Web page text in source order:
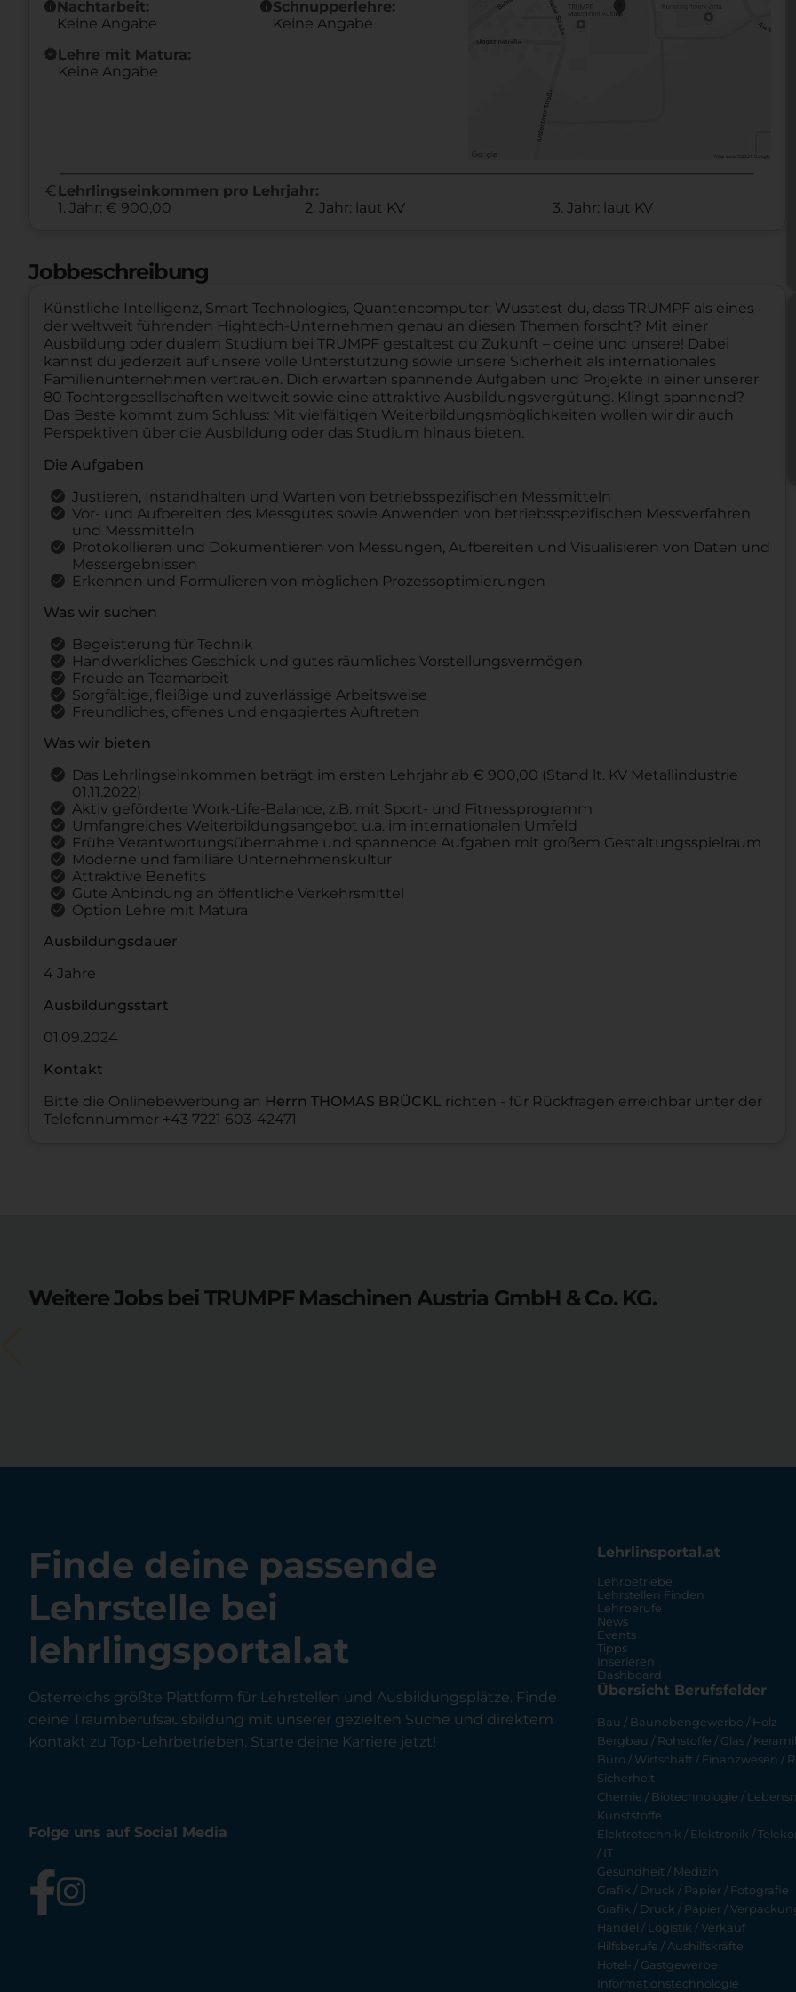
infoNachtarbeit:
Keine Angabe
infoSchnupperlehre:
Keine Angabe
new_releasesLehre mit Matura:
Keine Angabe
euro Lehrlingseinkommen pro Lehrjahr:
1. Jahr: € 900,00
2. Jahr: laut KV 3. Jahr: laut KV
Jobbeschreibung
Künstliche Intelligenz, Smart Technologies, Quantencomputer: Wusstest du, dass TRUMPF als eines
der weltweit führenden Hightech-Unternehmen genau an diesen Themen forscht? Mit einer
Ausbildung oder dualem Studium bei TRUMPF gestaltest du Zukunft – deine und unsere! Dabei
kannst du jederzeit auf unsere volle Unterstützung sowie unsere Sicherheit als internationales
Familienunternehmen vertrauen. Dich erwarten spannende Aufgaben und Projekte in einer unserer
80 Tochtergesellschaften weltweit sowie eine attraktive Ausbildungsvergütung. Klingt spannend?
Das Beste kommt zum Schluss: Mit vielfältigen Weiterbildungsmöglichkeiten wollen wir dir auch
Perspektiven über die Ausbildung oder das Studium hinaus bieten.
Die Aufgaben
Justieren, Instandhalten und Warten von betriebsspezifischen Messmitteln
Vor- und Aufbereiten des Messgutes sowie Anwenden von betriebsspezifischen Messverfahren
und Messmitteln
Protokollieren und Dokumentieren von Messungen, Aufbereiten und Visualisieren von Daten und
Messergebnissen
Erkennen und Formulieren von möglichen Prozessoptimierungen
Was wir suchen
Begeisterung für Technik
Handwerkliches Geschick und gutes räumliches Vorstellungsvermögen
Freude an Teamarbeit
Sorgfältige, fleißige und zuverlässige Arbeitsweise
Freundliches, offenes und engagiertes Auftreten
Was wir bieten
Das Lehrlingseinkommen beträgt im ersten Lehrjahr ab € 900,00 (Stand lt. KV Metallindustrie
01.11.2022)
Aktiv geförderte Work-Life-Balance, z.B. mit Sport- und Fitnessprogramm
Umfangreiches Weiterbildungsangebot u.a. im internationalen Umfeld
Frühe Verantwortungsübernahme und spannende Aufgaben mit großem Gestaltungsspielraum
Moderne und familiäre Unternehmenskultur
Attraktive Benefits
Gute Anbindung an öffentliche Verkehrsmittel
Option Lehre mit Matura
Ausbildungsdauer
4 Jahre
Ausbildungsstart
01.09.2024
Kontakt
Bitte die Onlinebewerbung an Herrn THOMAS BRÜCKL richten - für Rückfragen erreichbar unter der
Telefonnummer +43 7221 603-42471
Weitere Jobs bei TRUMPF Maschinen Austria GmbH & Co. KG.
Finde deine passende
Lehrstelle bei
lehrlingsportal.at
Österreichs größte Plattform für Lehrstellen und Ausbildungsplätze. Finde
deine Traumberufsausbildung mit unserer gezielten Suche und direktem
Kontakt zu Top-Lehrbetrieben. Starte deine Karriere jetzt!
Folge uns auf Social Media
Lehrlinsportal.at
Lehrbetriebe
Lehrstellen Finden
Lehrberufe
News
Events
Tipps
Inserieren
Dashboard
Übersicht Berufsfelder
Bau / Baunebengewerbe / Holz
Bergbau / Rohstoffe / Glas /
Büro / Wirtschaft / Finanzwesen /
Sicherheit
Chemie / Biotechnologie /
Kunststoffe
Elektrotechnik / Elektronik /
/ IT
Gesundheit / Medizin
Grafik / Druck / Papier / Fotografie
Grafik / Druck / Papier /
Handel / Logistik / Verkauf
Hilfsberufe / Aushilfskräfte
Hotel- / Gastgewerbe
Informationstechnologie